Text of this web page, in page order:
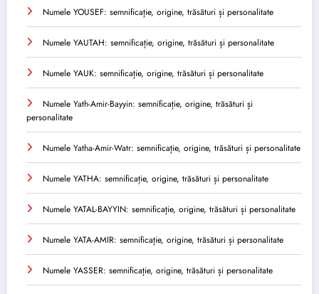
Numele YOUSEF: semnificație, origine, trăsături și personalitate
Numele YAUTAH: semnificație, origine, trăsături și personalitate
Numele YAUK: semnificație, origine, trăsături și personalitate
Numele Yath-Amir-Bayyin: semnificație, origine, trăsături și
personalitate
Numele Yatha-Amir-Watr: semnificație, origine, trăsături și personalitate
Numele YATHA: semnificație, origine, trăsături și personalitate
Numele YATAL-BAYYIN: semnificație, origine, trăsături și personalitate
Numele YATA-AMIR: semnificație, origine, trăsături și personalitate
Numele YASSER: semnificație, origine, trăsături și personalitate